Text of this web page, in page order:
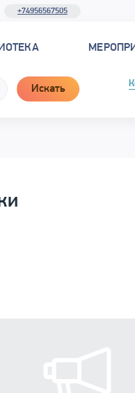
+74956567505
Искать